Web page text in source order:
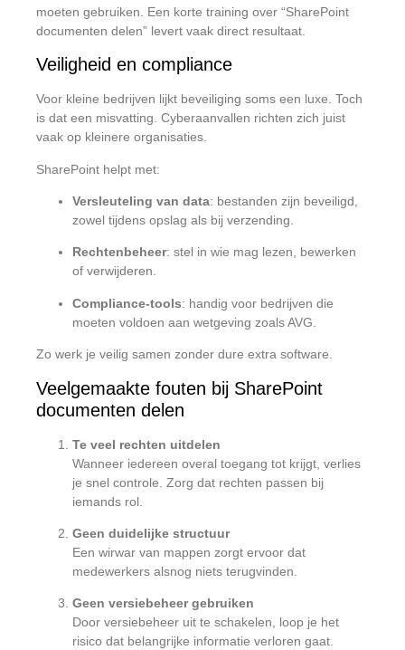
moeten gebruiken. Een korte training over “SharePoint
documenten delen” levert vaak direct resultaat.
Veiligheid en compliance
Voor kleine bedrijven lijkt beveiliging soms een luxe. Toch
is dat een misvatting. Cyberaanvallen richten zich juist
vaak op kleinere organisaties.
SharePoint helpt met:
Versleuteling van data: bestanden zijn beveiligd,
zowel tijdens opslag als bij verzending.
Rechtenbeheer: stel in wie mag lezen, bewerken
of verwijderen.
Compliance-tools: handig voor bedrijven die
moeten voldoen aan wetgeving zoals AVG.
Zo werk je veilig samen zonder dure extra software.
Veelgemaakte fouten bij SharePoint
documenten delen
Te veel rechten uitdelen
Wanneer iedereen overal toegang tot krijgt, verlies
je snel controle. Zorg dat rechten passen bij
iemands rol.
Geen duidelijke structuur
Een wirwar van mappen zorgt ervoor dat
medewerkers alsnog niets terugvinden.
Geen versiebeheer gebruiken
Door versiebeheer uit te schakelen, loop je het
risico dat belangrijke informatie verloren gaat.